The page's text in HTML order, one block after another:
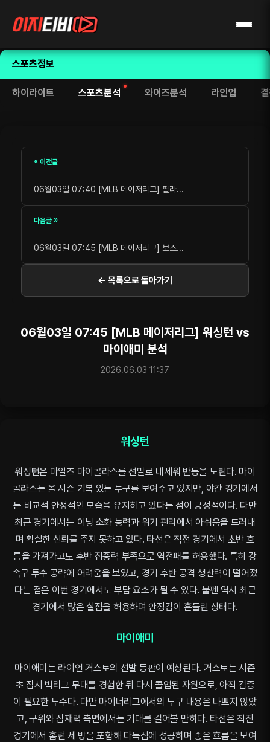
스포츠정보
하이라이트 스포츠분석 와이즈분석 라인업
« 이전글
06월03일 07:40 [MLB 메이저리그] 필라...
다음글 »
06월03일 07:45 [MLB 메이저리그] 보스...
← 목록으로 돌아가기
06월03일 07:45 [MLB 메이저리그] 워싱턴 vs
마이애미 분석
2026.06.03 11:37
워싱턴
워싱턴은 마일즈 마이콜라스를 선발로 내세워 반등을 노린다. 마이
콜라스는 올 시즌 기복 있는 투구를 보여주고 있지만, 야간 경기에서
는 비교적 안정적인 모습을 유지하고 있다는 점이 긍정적이다. 다만
최근 경기에서는 이닝 소화 능력과 위기 관리에서 아쉬움을 드러내
며 확실한 신뢰를 주지 못하고 있다. 타선은 직전 경기에서 초반 흐
름을 가져가고도 후반 집중력 부족으로 역전패를 허용했다. 특히 강
속구 투수 공략에 어려움을 보였고, 경기 후반 공격 생산력이 떨어졌
다는 점은 이번 경기에서도 부담 요소가 될 수 있다. 불펜 역시 최근
경기에서 많은 실점을 허용하며 안정감이 흔들린 상태다.
마이애미
마이애미는 라이언 거스토의 선발 등판이 예상된다. 거스토는 시즌
초 잠시 빅리그 무대를 경험한 뒤 다시 콜업된 자원으로, 아직 검증
이 필요한 투수다. 다만 마이너리그에서의 투구 내용은 나쁘지 않았
고, 구위와 잠재력 측면에서는 기대를 걸어볼 만하다. 타선은 직전
경기에서 홈런 세 방을 포함해 다득점에 성공하며 좋은 흐름을 보여